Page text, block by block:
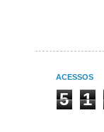
ACESSOS
5 1